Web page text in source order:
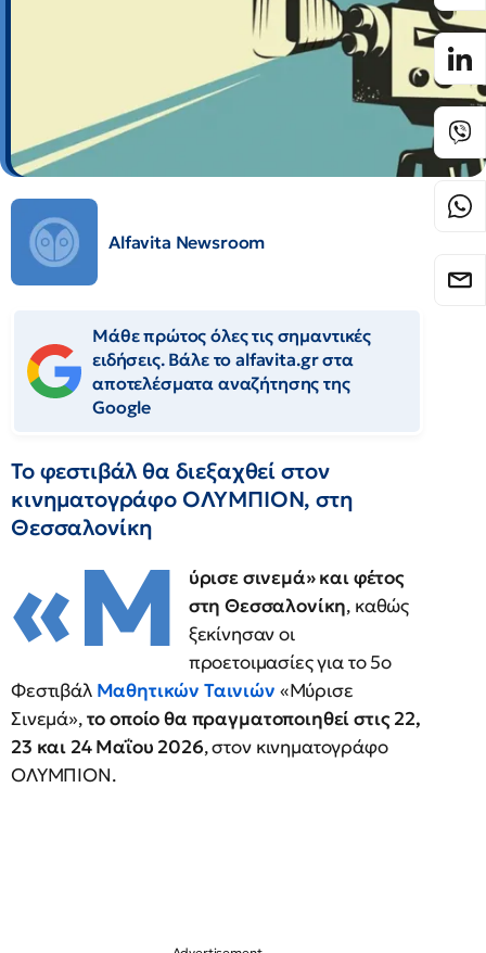
Alfavita Newsroom
Μάθε πρώτος όλες τις σημαντικές
ειδήσεις. Βάλε το alfavita.gr στα
αποτελέσματα αναζήτησης της
Google
Το φεστιβάλ θα διεξαχθεί στον
κινηματογράφο ΟΛΥΜΠΙΟΝ, στη
Θεσσαλονίκη
«Μ
ύρισε σινεμά» και φέτος
στη Θεσσαλονίκη, καθώς
ξεκίνησαν οι
προετοιμασίες για το 5ο
Φεστιβάλ Μαθητικών Ταινιών «Μύρισε
Σινεμά»,το οποίο θα πραγματοποιηθεί στις 22,
23 και 24 Μαΐου 2026, στον κινηματογράφο
ΟΛΥΜΠΙΟΝ.